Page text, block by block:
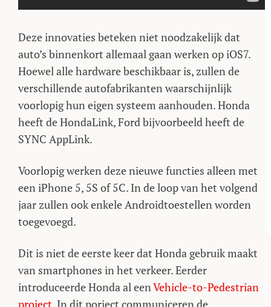
Deze innovaties beteken niet noodzakelijk dat
auto’s binnenkort allemaal gaan werken op iOS7.
Hoewel alle hardware beschikbaar is, zullen de
verschillende autofabrikanten waarschijnlijk
voorlopig hun eigen systeem aanhouden. Honda
heeft de HondaLink, Ford bijvoorbeeld heeft de
SYNC AppLink.
Voorlopig werken deze nieuwe functies alleen met
een iPhone 5, 5S of 5C. In de loop van het volgend
jaar zullen ook enkele Androidtoestellen worden
toegevoegd.
Dit is niet de eerste keer dat Honda gebruik maakt
van smartphones in het verkeer. Eerder
introduceerde Honda al eenVehicle-to-Pedestrian
project . In dit porject communiceren de